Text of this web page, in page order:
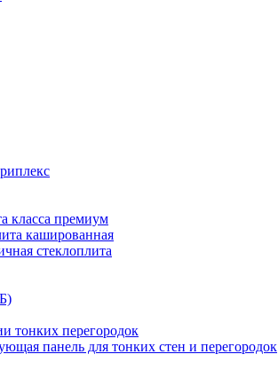
класса премиум
кашированная
стеклоплита
тонких перегородок
панель для тонких стен и перегородок